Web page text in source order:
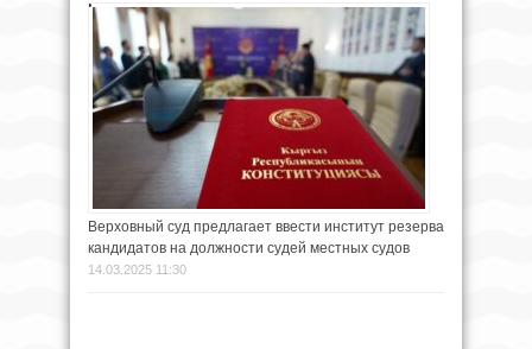
Верховный суд предлагает ввести институт резерва
кандидатов на должности судей местных судов
14.03.2025 11:30